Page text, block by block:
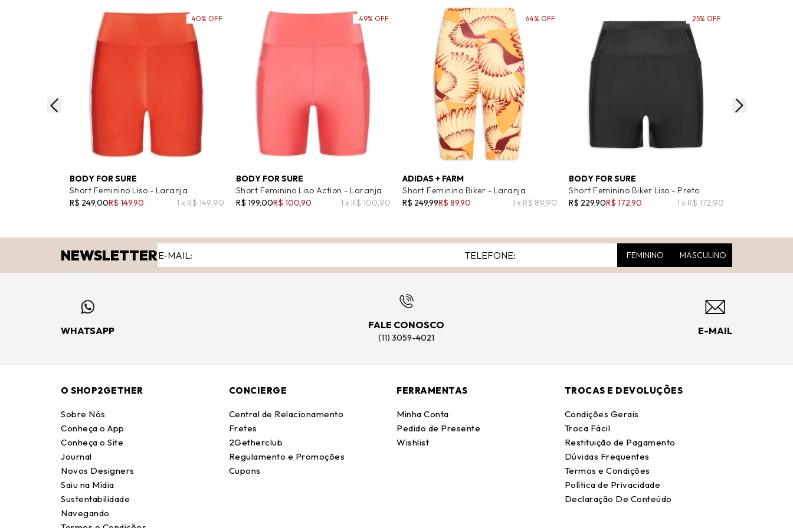
BODY FOR SURE
Short Feminino Liso - Laranja
R$ 249,00R$ 149,90 1 x R$ 149,90
40% OFF
BODY FOR SURE
Short Feminino Liso Action - Laranja
R$ 199,00R$ 100,90 1 x R$ 100,90
49% OFF
ADIDAS + FARM
Short Feminino Biker - Laranja
R$ 249,99R$ 89,90 1 x R$ 89,90
64% OFF
BODY FOR SURE
Short Feminino Biker Liso - Preto
R$ 229,90R$ 172,90 1 x R$ 172,90
25% OFF
NEWSLETTER FEMININO MASCULINO
WHATSAPP
FALE CONOSCO
(11) 3059-4021
E-MAIL
O SHOP2GETHER
Sobre Nós
Conheça o App
Conheça o Site
Journal
Novos Designers
Saiu na Mídia
Sustentabilidade
Navegando
CONCIERGE
Central de Relacionamento
Fretes
2Getherclub
Regulamento e Promoções
Cupons
FERRAMENTAS
Minha Conta
Pedido de Presente
Wishlist
TROCAS E DEVOLUÇÕES
Condições Gerais
Troca Fácil
Restituição de Pagamento
Dúvidas Frequentes
Termos e Condições
Política de Privacidade
Declaração De Conteúdo